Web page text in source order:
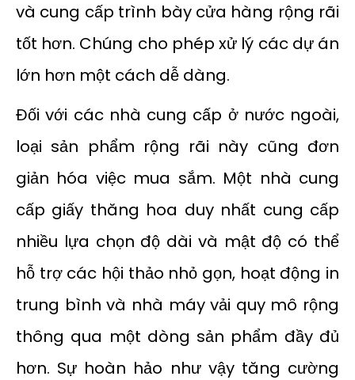
và cung cấp trình bày cửa hàng rộng rãi
tốt hơn. Chúng cho phép xử lý các dự án
lớn hơn một cách dễ dàng.
Đối với các nhà cung cấp ở nước ngoài,
loại sản phẩm rộng rãi này cũng đơn
giản hóa việc mua sắm. Một nhà cung
cấp giấy thăng hoa duy nhất cung cấp
nhiều lựa chọn độ dài và mật độ có thể
hỗ trợ các hội thảo nhỏ gọn, hoạt động in
trung bình và nhà máy vải quy mô rộng
thông qua một dòng sản phẩm đầy đủ
hơn. Sự hoàn hảo như vậy tăng cường